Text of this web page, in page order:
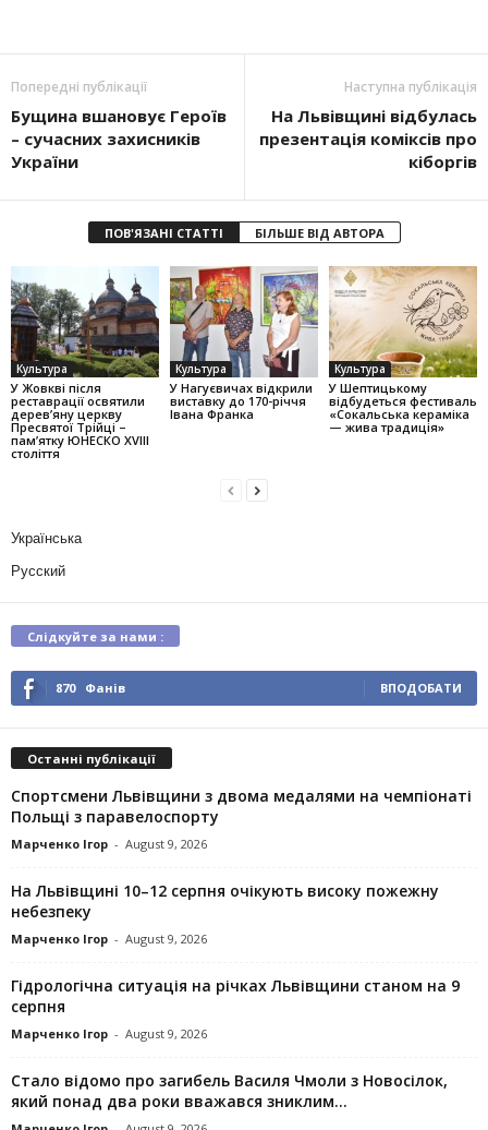
Попередні публікації
Бущина вшановує Героїв
– сучасних захисників
України
Наступна публікація
На Львівщині відбулась
презентація коміксів про
кіборгів
ПОВ'ЯЗАНІ СТАТТІ БІЛЬШЕ ВІД АВТОРА
Культура
У Жовкві після
реставрації освятили
дерев’яну церкву
Пресвятої Трійці –
пам’ятку ЮНЕСКО XVIII
століття
Культура
У Нагуєвичах відкрили
виставку до 170-річчя
Івана Франка
Культура
У Шептицькому
відбудеться фестиваль
«Сокальська кераміка
— жива традиція»
Українська
Русский
Слідкуйте за нами :
870 Фанів ВПОДОБАТИ
Останні публікації
Спортсмени Львівщини з двома медалями на чемпіонаті
Польщі з паравелоспорту
Марченко Ігор - August 9, 2026
На Львівщині 10–12 серпня очікують високу пожежну
небезпеку
Марченко Ігор - August 9, 2026
Гідрологічна ситуація на річках Львівщини станом на 9
серпня
Марченко Ігор - August 9, 2026
Стало відомо про загибель Василя Чмоли з Новосілок,
який понад два роки вважався зниклим...